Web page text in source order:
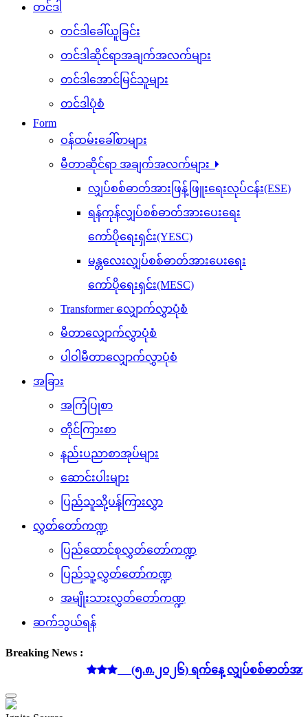
တင်ဒါ
တင်ဒါခေါ်ယူခြင်း
တင်ဒါဆိုင်ရာအချက်အလက်များ
တင်ဒါအောင်မြင်သူများ
တင်ဒါပုံစံ
Form
ဝန်ထမ်းခေါ်စာများ
မီတာဆိုင်ရာ အချက်အလက်များ
လျှပ်စစ်ဓာတ်အားဖြန့်ဖြူးရေးလုပ်ငန်း(ESE)
ရန်ကုန်လျှပ်စစ်ဓာတ်အားပေးရေး
ကော်ပိုရေးရှင်း(YESC)
မန္တလေးလျှပ်စစ်ဓာတ်အားပေးရေး
ကော်ပိုရေးရှင်း(MESC)
Transformer လျှောက်လွှာပုံစံ
မီတာလျှောက်လွှာပုံစံ
ပါဝါမီတာလျှောက်လွှာပုံစံ
အခြား
အကြံပြုစာ
တိုင်ကြားစာ
နည်းပညာစာအုပ်များ
ဆောင်းပါးများ
ပြည်သူသို့ပန်ကြားလွှာ
လွှတ်တော်ကဏ္ဍ
ပြည်ထောင်စုလွှတ်တော်ကဏ္ဍ
ပြည်သူ့လွှတ်တော်ကဏ္ဍ
အမျိုးသားလွှတ်တော်ကဏ္ဍ
ဆက်သွယ်ရန်
Breaking News :
(၅.၈.၂၀၂၆) ရက်နေ့ လျှပ်စစ်ဓာတ်အား စုစုပေါ
Toggle
navigation